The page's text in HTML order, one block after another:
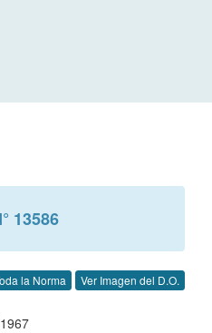
13586
la Norma Ver Imagen del D.O.